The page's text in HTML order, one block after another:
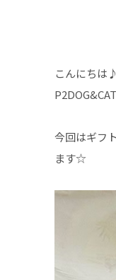
こんにちは♪
今回はギフ
ます☆